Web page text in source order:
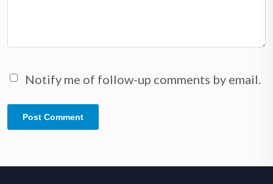
Notify me of follow-up comments by email.